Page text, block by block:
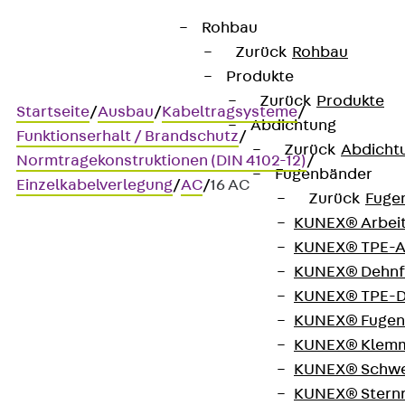
Rohbau
Zurück Rohbau
Produkte
Zurück Produkte
Abdichtung
Zurück
Fugenbänder
Zurück
KUNEX®
KUNEX®
KUNEX®
KUNEX®
KUNEX®
KUNEX®
KUNEX®
KUNEX®
Startseite/Ausbau/Kabeltragsysteme/
Funktionserhalt / Brandschutz/
Normtragekonstruktionen (DIN 4102-12)/
Einzelkabelverlegung/AC/16 AC